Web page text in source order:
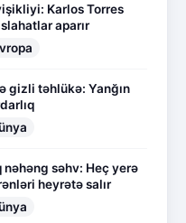
Karlos Torres
aparır
gizli təhlükə: Yanğın
nəhəng səhv: Heç yerə
heyrətə salır